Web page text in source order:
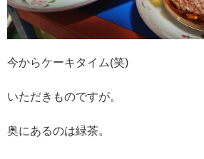
今からケーキタイム(笑)
いただきものですが。
奥にあるのは緑茶。